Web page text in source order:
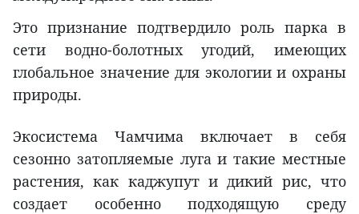
Это признание подтвердило роль парка в
сети водно-болотных угодий, имеющих
глобальное значение для экологии и охраны
природы.
Экосистема Чамчима включает в себя
сезонно затопляемые луга и такие местные
растения, как каджупут и дикий рис, что
создает особенно подходящую среду